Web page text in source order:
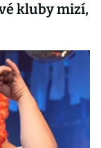
kluby mizí,